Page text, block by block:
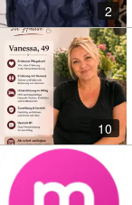
2
10